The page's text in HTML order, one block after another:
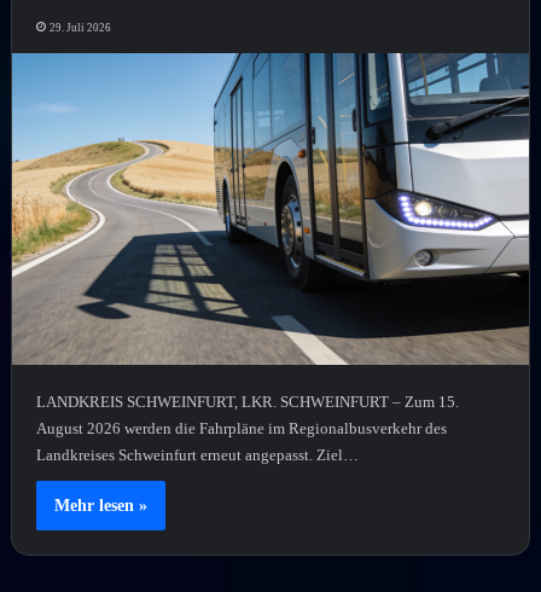
29. Juli 2026
LANDKREIS SCHWEINFURT, LKR. SCHWEINFURT – Zum 15.
August 2026 werden die Fahrpläne im Regionalbusverkehr des
Landkreises Schweinfurt erneut angepasst. Ziel…
Mehr lesen »